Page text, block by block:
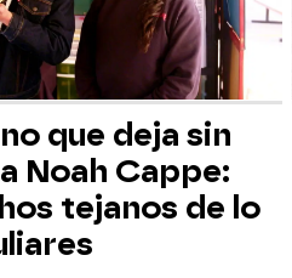
que deja sin
Noah Cappe:
tejanos de lo